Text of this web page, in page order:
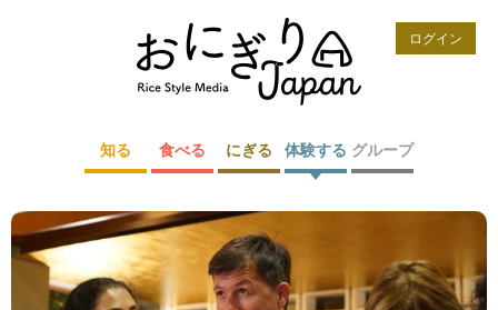
ログイン
知る 食べる にぎる 体験する グループ